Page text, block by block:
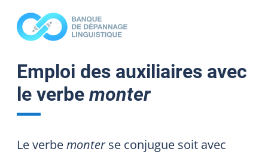
Emploi des auxiliaires avec
le verbe monter
Le verbemonterse conjugue soit avec